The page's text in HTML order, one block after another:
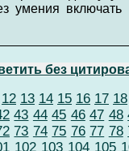
умения
без
12 13 14 15 16 17 18
43 44 45 46 47 48
73 74 75 76 77 78
102 103 104 105